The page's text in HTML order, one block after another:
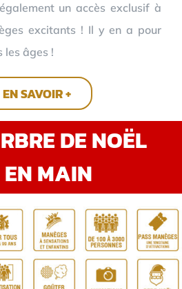
un accès exclusif à
excitants ! Il y en a pour
les âges !
EN SAVOIR +
DE NOËL
EN MAIN